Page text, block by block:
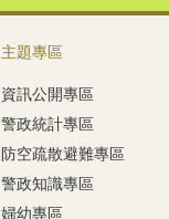
主題專區
資訊公開專區
警政統計專區
防空疏散避難專區
警政知識專區
婦幼專區